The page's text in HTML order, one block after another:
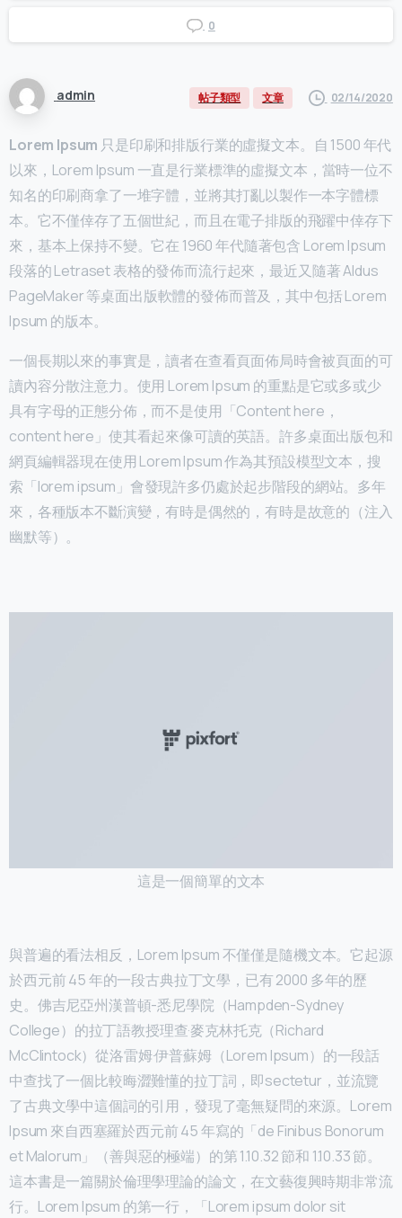
0
admin 帖子類型 文章 02/14/2020
Lorem Ipsum 只是印刷和排版行業的虛擬文本。自 1500 年代
以來，Lorem Ipsum 一直是行業標準的虛擬文本，當時一位不
知名的印刷商拿了一堆字體，並將其打亂以製作一本字體標
本。它不僅倖存了五個世紀，而且在電子排版的飛躍中倖存下
來，基本上保持不變。它在 1960 年代隨著包含 Lorem Ipsum
段落的 Letraset 表格的發佈而流行起來，最近又隨著 Aldus
PageMaker 等桌面出版軟體的發佈而普及，其中包括 Lorem
Ipsum 的版本。
一個長期以來的事實是，讀者在查看頁面佈局時會被頁面的可
讀內容分散注意力。使用 Lorem Ipsum 的重點是它或多或少
具有字母的正態分佈，而不是使用「Content here，
content here」使其看起來像可讀的英語。許多桌面出版包和
網頁編輯器現在使用 Lorem Ipsum 作為其預設模型文本，搜
索「lorem ipsum」會發現許多仍處於起步階段的網站。多年
來，各種版本不斷演變，有時是偶然的，有時是故意的（注入
幽默等）。
這是一個簡單的文本
與普遍的看法相反，Lorem Ipsum 不僅僅是隨機文本。它起源
於西元前 45 年的一段古典拉丁文學，已有 2000 多年的歷
史。佛吉尼亞州漢普頓-悉尼學院（Hampden-Sydney
College）的拉丁語教授理查·麥克林托克（Richard
McClintock）從洛雷姆·伊普蘇姆（Lorem Ipsum）的一段話
中查找了一個比較晦澀難懂的拉丁詞，即sectetur，並流覽
了古典文學中這個詞的引用，發現了毫無疑問的來源。Lorem
Ipsum 來自西塞羅於西元前 45 年寫的「de Finibus Bonorum
et Malorum」（善與惡的極端）的第 1.10.32 節和 1.10.33 節。
這本書是一篇關於倫理學理論的論文，在文藝復興時期非常流
行。Lorem Ipsum 的第一行，「Lorem ipsum dolor sit